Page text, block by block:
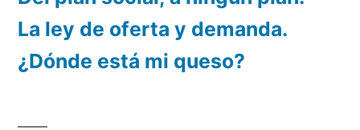
La ley de oferta y demanda.
¿Dónde está mi queso?